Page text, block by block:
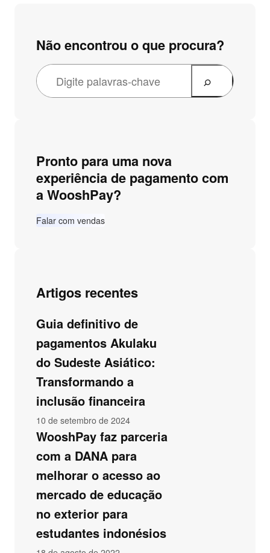
Não encontrou o que procura?
Pronto para uma nova
experiência de pagamento com
a WooshPay?
Falar com vendas
Artigos recentes
Guia definitivo de
pagamentos Akulaku
do Sudeste Asiático:
Transformando a
inclusão financeira
10 de setembro de 2024
WooshPay faz parceria
com a DANA para
melhorar o acesso ao
mercado de educação
no exterior para
estudantes indonésios